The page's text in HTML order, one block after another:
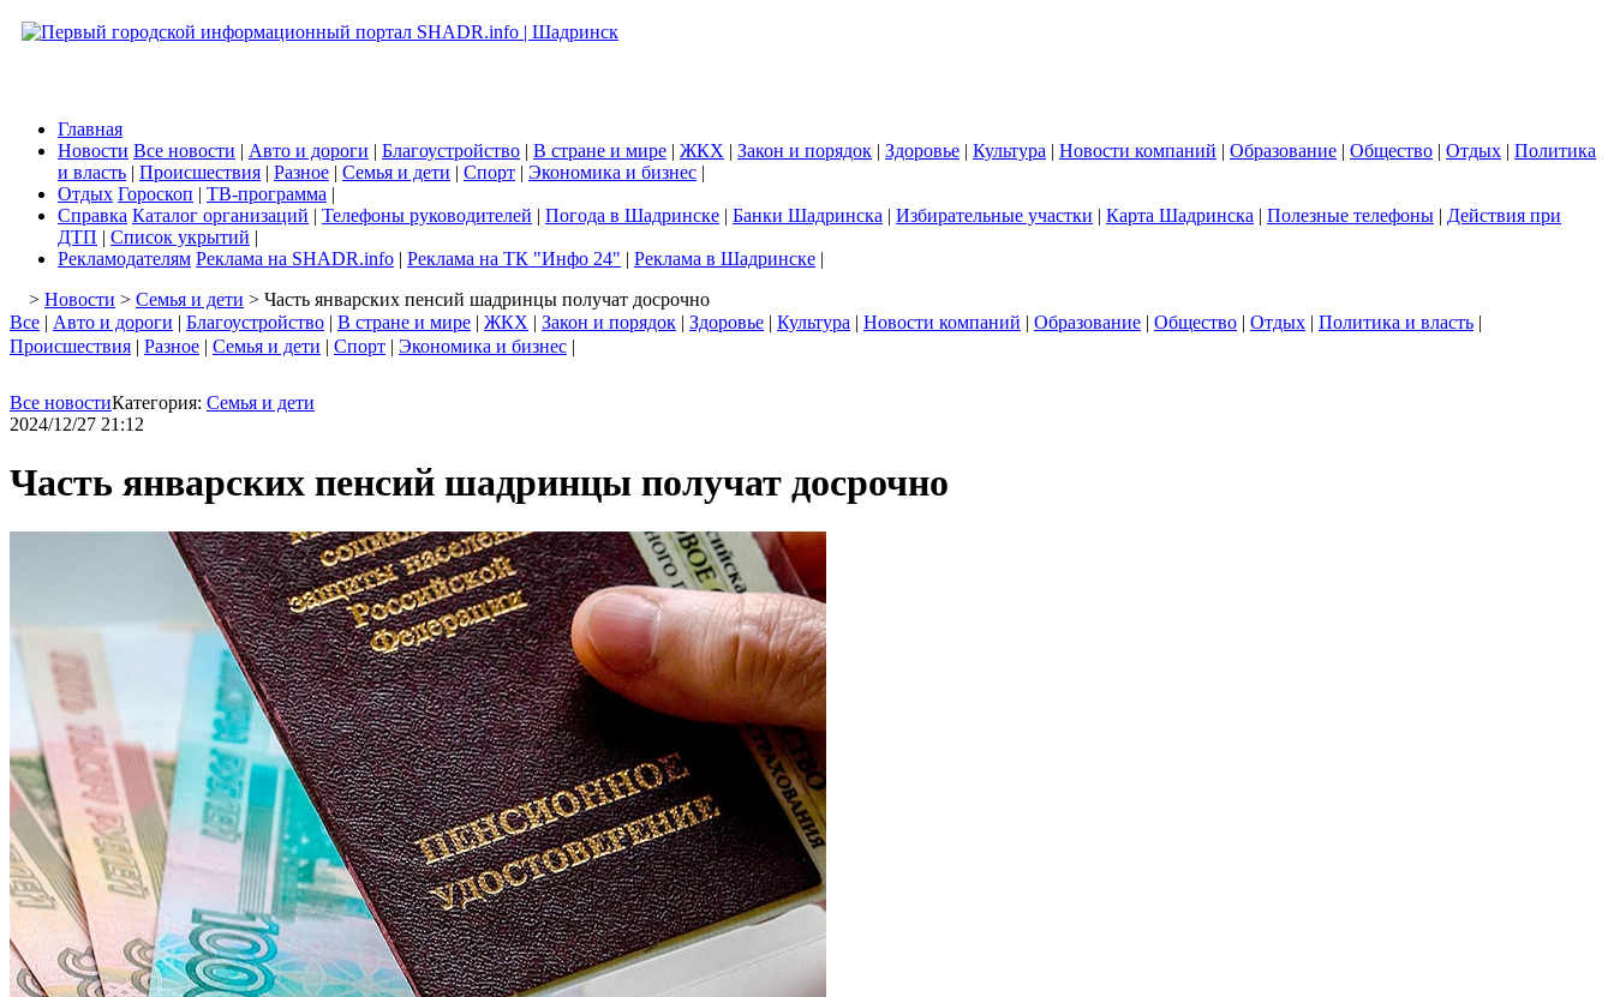
Главная
Новости Все новости | Авто и дороги | Благоустройство | В стране и мире | ЖКХ | Закон и порядок | Здоровье | Культура | Новости компаний | Образование | Общество | Отдых | Политика
и власть | Происшествия | Разное | Семья и дети | Спорт | Экономика и бизнес |
Отдых Гороскоп | ТВ-программа |
Справка Каталог организаций | Телефоны руководителей | Погода в Шадринске | Банки Шадринска | Избирательные участки | Карта Шадринска | Полезные телефоны | Действия при
ДТП | Список укрытий |
Рекламодателям Реклама на SHADR.info | Реклама на ТК "Инфо 24" | Реклама в Шадринске |
> Новости > Семья и дети > Часть январских пенсий шадринцы получат досрочно
Все | Авто и дороги | Благоустройство | В стране и мире | ЖКХ | Закон и порядок | Здоровье | Культура | Новости компаний | Образование | Общество | Отдых | Политика и власть |
Происшествия | Разное | Семья и дети | Спорт | Экономика и бизнес |
Все новостиКатегория: Семья и дети
2024/12/27 21:12
Часть январских пенсий шадринцы получат досрочно